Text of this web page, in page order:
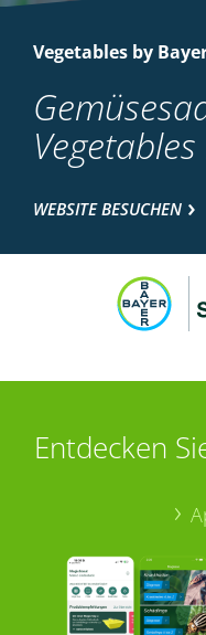
Vegetables by
WEBSITE BESUCHEN
Entdecken